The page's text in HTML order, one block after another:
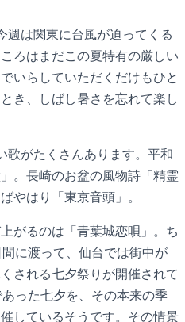
週は関東に台風が迫ってくる
ろはまだこの夏特有の厳しい
いらしていただくだけもひと
き、しばし暑さを忘れて楽し
歌がたくさんあります。平和
。長崎のお盆の風物詩「精霊
やはり「東京音頭」。
がるのは「青葉城恋唄」。ち
に渡って、仙台では街中が
される七夕祭りが開催されて
った七夕を、その本来の季
しているそうです。その情景